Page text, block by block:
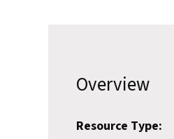
Overview
Resource Type: